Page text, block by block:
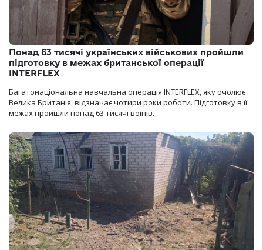
Понад 63 тисячі українських військових пройшли
підготовку в межах британської операції
INTERFLEX
Багатонаціональна навчальна операція INTERFLEX, яку очолює
Велика Британія, відзначає чотири роки роботи. Підготовку в її
межах пройшли понад 63 тисячі воїнів.